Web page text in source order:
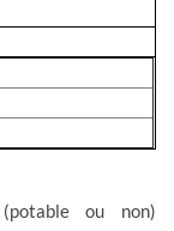
ou non)